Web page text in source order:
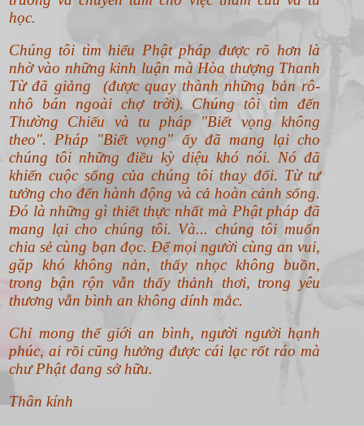
học.
Chúng tôi tìm hiểu Phật pháp được rõ hơn là
nhờ vào những kinh luận mà Hòa thượng Thanh
Từ đã giảng (được quay thành những bản rô-
nhô bán ngoài chợ trời). Chúng tôi tìm đến
Thường Chiếu và tu pháp "Biết vọng không
theo".Pháp "Biết vọng" ấy đã mang lại cho
chúng tôi những điều kỳ diệu khó nói. Nó đã
khiến cuộc sống của chúng tôi thay đổi. Từ tư
tưởng cho đến hành động và cả hoàn cảnh sống.
Đó là những gì thiết thực nhất mà Phật pháp đã
mang lại cho chúng tôi. Và... chúng tôi muốn
chia sẻ cùng bạn đọc. Để mọi người cùng an vui,
gặp khó không nản, thấy nhọc không buồn,
trong bận rộn vẫn thấy thảnh thơi, trong yêu
thương vẫn bình an không dính mắc.
Chỉ mong thế giới an bình, người người hạnh
phúc, ai rồi cũng hưởng được cái lạc rốt ráo mà
chư Phật đang sở hữu.
Thân kính